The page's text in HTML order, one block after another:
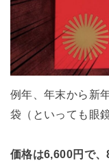
例年、年末から新
袋（といっても眼
価格は6,600円で、